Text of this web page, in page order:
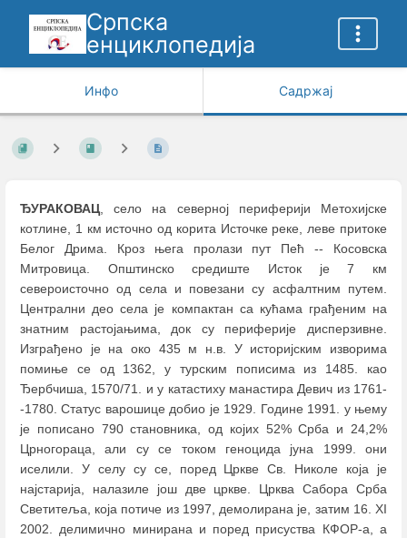
Српска
енциклопедија
Инфо Садржај
ЂУРАКОВАЦ, село на северној периферији Метохијске
котлине, 1 км источно од корита Источке реке, леве притоке
Белог Дрима. Кроз њега пролази пут Пећ -- Косовска
Митровица. Општинско средиште Исток је 7 км
североисточно од села и повезани су асфалтним путем.
Централни део села је компактан са кућама грађеним на
знатним растојањима, док су периферије дисперзивне.
Изграђено је на око 435 м н.в. У историјским изворима
помиње се од 1362, у турским пописима из 1485. као
Ђербчиша, 1570/71. и у катастиху манастира Девич из 1761-
-1780. Статус варошице добио је 1929. Године 1991. у њему
је пописано 790 становника, од којих 52% Срба и 24,2%
Црногораца, али су се током геноцида јуна 1999. они
иселили. У селу су се, поред Цркве Св. Николе која је
најстарија, налазиле још две цркве. Црква Сабора Срба
Светитеља, која потиче из 1997, демолирана је, затим 16. XI
2002. делимично минирана и поред присуства КФОР-а, а